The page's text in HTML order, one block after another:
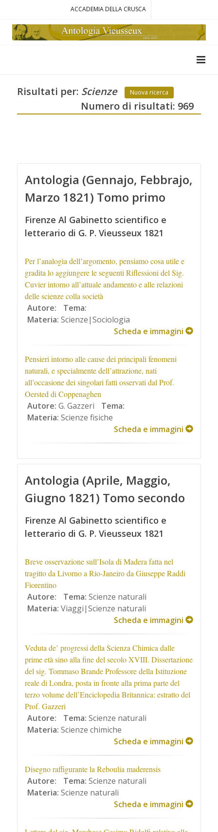
ACCADEMIA DELLA CRUSCA
Risultati per: Scienze Nuova ricerca
Numero di risultati: 969
Antologia (Gennajo, Febbrajo,
Marzo 1821) Tomo primo
Firenze Al Gabinetto scientifico e
letterario di G. P. Vieusseux 1821
Per l’analogìa dell’argomento, pensiamo cosa utile e
gradita lo aggiungere le seguenti Riflessioni del Sig.
Cuvier intorno all’attuale andamento e alle relazioni
delle scienze colla società
Autore:
Tema:
Materia: Scienze|Sociologia
Scheda e immagini
Pensieri intorno alle cause dei principali fenomeni
naturali, e specialmente dell’attrazione, nati
all’occasione dei singolari fatti osservati dal Prof.
Oersted di Coppenaghen
Autore: G. Gazzeri
Tema:
Materia: Scienze fisiche
Scheda e immagini
Antologia (Aprile, Maggio,
Giugno 1821) Tomo secondo
Firenze Al Gabinetto scientifico e
letterario di G. P. Vieusseux 1821
Breve osservazione sull’Isola di Madera fatta nel
tragitto da Livorno a Rio-Janeiro da Giuseppe Raddi
Fiorentino
Autore: Tema: Scienze naturali
Materia: Viaggi|Scienze naturali
Scheda e immagini
Veduta de’ progressi della Scienza Chimica dalle
prime età sino alla fine del secolo XVIII. Dissertazione
del sig. Tommaso Brande Professore della Istituzione
reale di Londra, posta in fronte alla prima parte del
terzo volume dell’Enciclopedia Britannica: estratto del
Prof. Gazzeri
Autore: Tema: Scienze naturali
Materia: Scienze chimiche
Scheda e immagini
Disegno raffigurante la Reboulia maderensis
Autore: Tema: Scienze naturali
Materia: Scienze naturali
Scheda e immagini